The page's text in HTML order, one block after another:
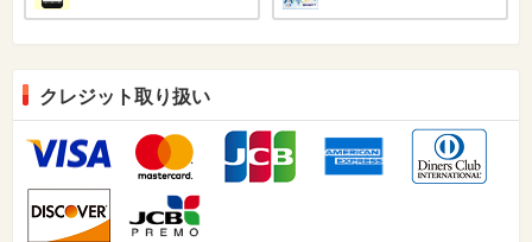
クレジット取り扱い